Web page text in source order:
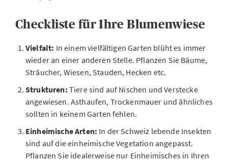
Checkliste für Ihre Blumenwiese
Vielfalt: In einem vielfältigen Garten blüht es immer
wieder an einer anderen Stelle. Pflanzen Sie Bäume,
Sträucher, Wiesen, Stauden, Hecken etc.
Strukturen: Tiere sind auf Nischen und Verstecke
angewiesen. Asthaufen, Trockenmauer und ähnliches
sollten in keinem Garten fehlen.
Einheimische Arten: In der Schweiz lebende Insekten
sind auf die einheimische Vegetation angepasst.
Pflanzen Sie idealerweise nur Einheimisches in Ihren